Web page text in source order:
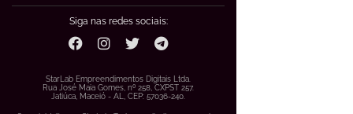
Siga nas redes sociais:
StarLab Empreendimentos Digitais Ltda.
Rua José Maia Gomes, nº 258, CXPST 257.
Jatiúca, Maceió - AL, CEP: 57036-240.